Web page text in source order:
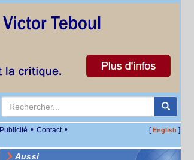
Publicité • Contact • [English ]
Aussi